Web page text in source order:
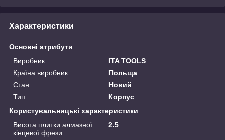
Характеристики
Основні атрибути
Виробник
ITA TOOLS
Країна виробник
Польща
Стан
Новий
Тип
Корпус
Користувальницькі характеристики
Висота плитки алмазної
кінцевої фрези
2.5